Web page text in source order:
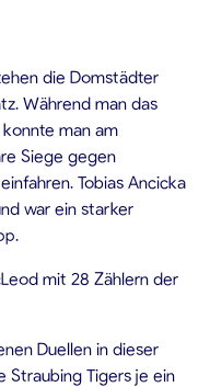
die Domstädter
Während man das
man am
Siege gegen
Tobias Ancicka
war ein starker
mit 28 Zählern der
Duellen in dieser
Straubing Tigers je ein